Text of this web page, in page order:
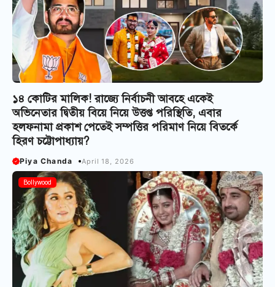
১৪ কোটির মালিক! রাজ্যে নির্বাচনী আবহে একেই
অভিনেতার দ্বিতীয় বিয়ে নিয়ে উত্তপ্ত পরিস্থিতি, এবার
হলফনামা প্রকাশ পেতেই সম্পত্তির পরিমাণ নিয়ে বিতর্কে
হিরণ চট্টোপাধ্যায়?
Piya Chanda April 18, 2026
Bollywood